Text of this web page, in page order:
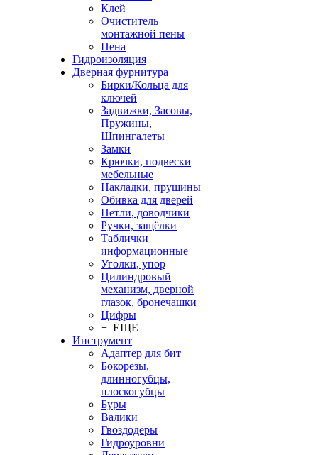
Клей
Очиститель
монтажной пены
Пена
Гидроизоляция
Дверная фурнитура
Бирки/Кольца для
ключей
Задвижки, Засовы,
Пружины,
Шпингалеты
Замки
Крючки, подвески
мебельные
Накладки, прушины
Обивка для дверей
Петли, доводчики
Ручки, защёлки
Таблички
информационные
Уголки, упор
Цилиндровый
механизм, дверной
глазок, бронечашки
Цифры
+ ЕЩЕ
Инструмент
Адаптер для бит
Бокорезы,
длинногубцы,
плоскогубцы
Буры
Валики
Гвоздодёры
Гидроуровни